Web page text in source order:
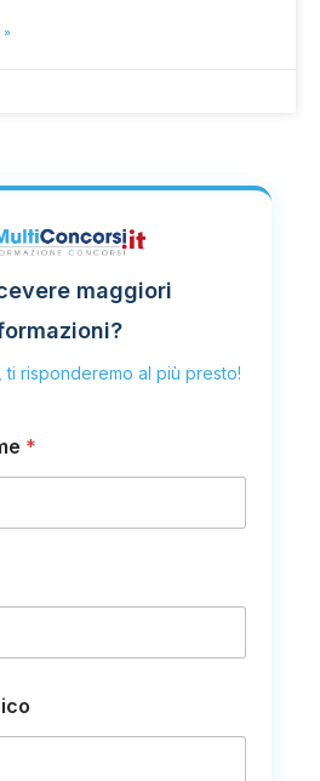
»
maggiori
ti risponderemo al più presto!
*